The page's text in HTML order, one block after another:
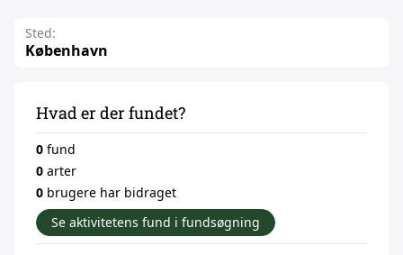
Sted:
København
Hvad er der fundet?
0 fund
0 arter
0 brugere har bidraget
Se aktivitetens fund i fundsøgning